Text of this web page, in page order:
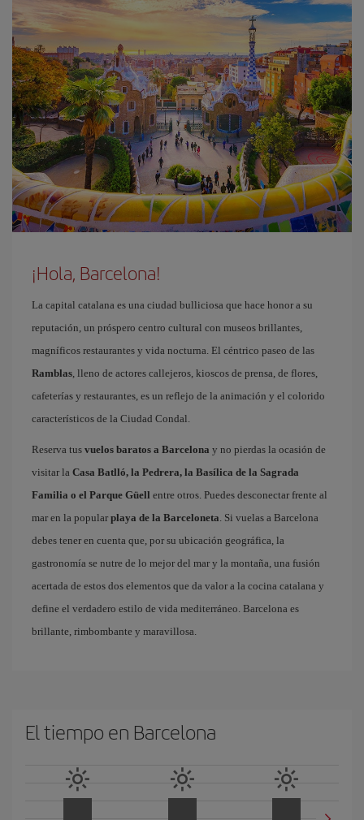
¡Hola, Barcelona!
La capital catalana es una ciudad bulliciosa que hace honor a su
reputación, un próspero centro cultural con museos brillantes,
magníficos restaurantes y vida nocturna. El céntrico paseo de las
Ramblas, lleno de actores callejeros, kioscos de prensa, de flores,
cafeterías y restaurantes, es un reflejo de la animación y el colorido
característicos de la Ciudad Condal.
Reserva tus vuelos baratos a Barcelona y no pierdas la ocasión de
visitar la Casa Batlló, la Pedrera, la Basílica de la Sagrada
Familia o el Parque Güell entre otros. Puedes desconectar frente al
mar en la popular playa de la Barceloneta. Si vuelas a Barcelona
debes tener en cuenta que, por su ubicación geográfica, la
gastronomía se nutre de lo mejor del mar y la montaña, una fusión
acertada de estos dos elementos que da valor a la cocina catalana y
define el verdadero estilo de vida mediterráneo. Barcelona es
brillante, rimbombante y maravillosa.
El tiempo en Barcelona